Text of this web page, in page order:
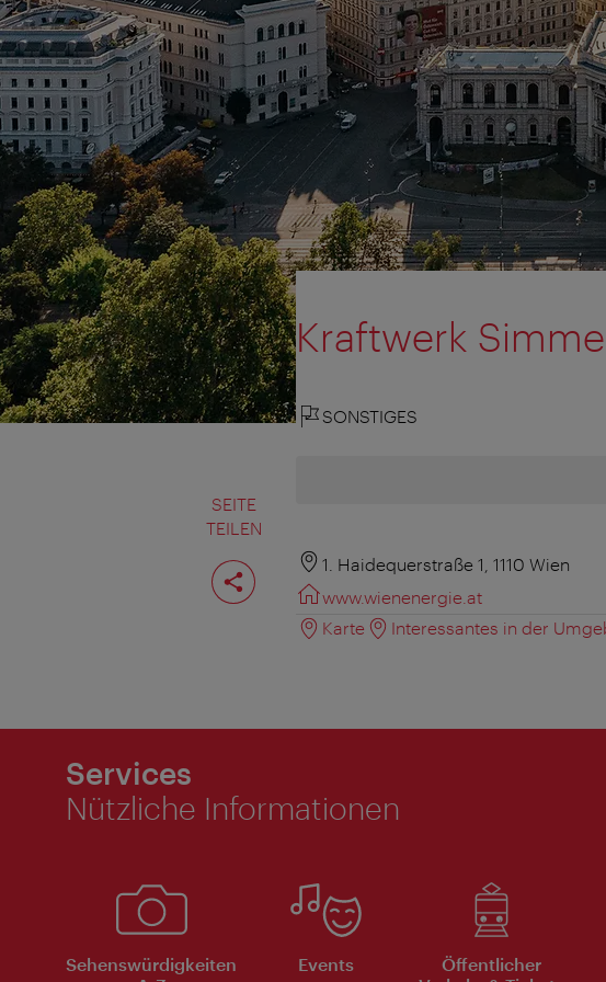
SEITE
TEILEN
Seite
teilen
Kraftwerk
SONSTIGES
1. Haidequerstraße 1, 1110 Wien
www.wienenergie.at
Karte
Interessantes in der
Services
Nützliche Informationen
Sehenswürdigkeiten
Events
Öffentlicher